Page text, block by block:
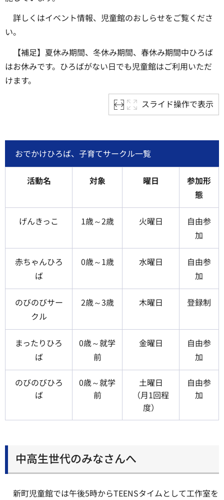
詳しくはイベント情報、児童館のおしらせをご覧くださ
い。
【補足】夏休み期間、冬休み期間、春休み期間中ひろば
はお休みです。ひろばがない日でも児童館はご利用いただ
けます。
スライド操作で表示
おでかけひろば、子育てサークル一覧
活動名 対象 曜日
参加形
態
げんきっこ 1歳～2歳 火曜日
自由参
加
赤ちゃんひろ
ば
0歳～1歳 水曜日
自由参
加
のびのびサー
クル
2歳～3歳 木曜日 登録制
まったりひろ
ば
0歳～就学
前
金曜日
自由参
加
のびのびひろ
ば
0歳～就学
前
土曜日
（月1回程
度）
自由参
加
中高生世代のみなさんへ
新町児童館では午後5時からTEENSタイムとして工作室を